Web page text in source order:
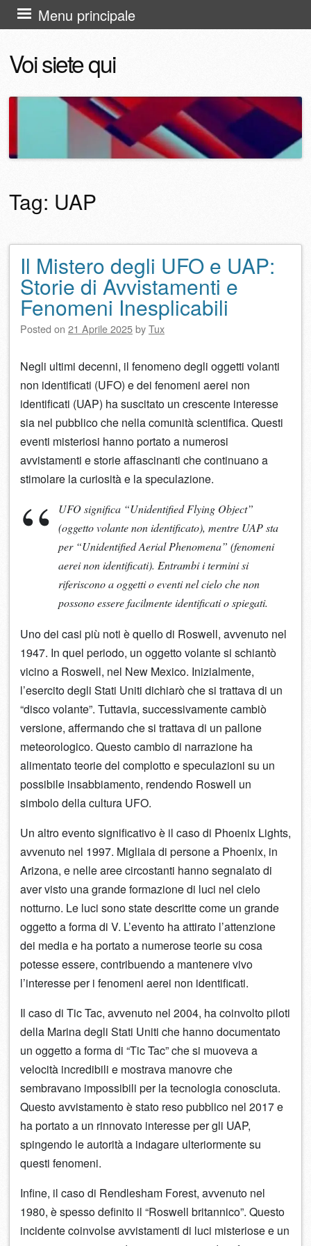
Voi siete qui
Menu principale
al
contenuto
Tag: UAP
Navigazione articolo
Il Mistero degli UFO e UAP:
Storie di Avvistamenti e
Fenomeni Inesplicabili
Posted on 21 Aprile 2025byTux
Negli ultimi decenni, il fenomeno degli oggetti volanti
non identificati (UFO) e dei fenomeni aerei non
identificati (UAP) ha suscitato un crescente interesse
sia nel pubblico che nella comunità scientifica. Questi
eventi misteriosi hanno portato a numerosi
avvistamenti e storie affascinanti che continuano a
stimolare la curiosità e la speculazione.
UFO significa “Unidentified Flying Object”
(oggetto volante non identificato), mentre UAP sta
per “Unidentified Aerial Phenomena” (fenomeni
aerei non identificati). Entrambi i termini si
riferiscono a oggetti o eventi nel cielo che non
possono essere facilmente identificati o spiegati.
Uno dei casi più noti è quello di Roswell, avvenuto nel
1947. In quel periodo, un oggetto volante si schiantò
vicino a Roswell, nel New Mexico. Inizialmente,
l’esercito degli Stati Uniti dichiarò che si trattava di un
“disco volante”. Tuttavia, successivamente cambiò
versione, affermando che si trattava di un pallone
meteorologico. Questo cambio di narrazione ha
alimentato teorie del complotto e speculazioni su un
possibile insabbiamento, rendendo Roswell un
simbolo della cultura UFO.
Un altro evento significativo è il caso di Phoenix Lights,
avvenuto nel 1997. Migliaia di persone a Phoenix, in
Arizona, e nelle aree circostanti hanno segnalato di
aver visto una grande formazione di luci nel cielo
notturno. Le luci sono state descritte come un grande
oggetto a forma di V. L’evento ha attirato l’attenzione
dei media e ha portato a numerose teorie su cosa
potesse essere, contribuendo a mantenere vivo
l’interesse per i fenomeni aerei non identificati.
Il caso di Tic Tac, avvenuto nel 2004, ha coinvolto piloti
della Marina degli Stati Uniti che hanno documentato
un oggetto a forma di “Tic Tac” che si muoveva a
velocità incredibili e mostrava manovre che
sembravano impossibili per la tecnologia conosciuta.
Questo avvistamento è stato reso pubblico nel 2017 e
ha portato a un rinnovato interesse per gli UAP,
spingendo le autorità a indagare ulteriormente su
questi fenomeni.
Infine, il caso di Rendlesham Forest, avvenuto nel
1980, è spesso definito il “Roswell britannico”. Questo
incidente coinvolse avvistamenti di luci misteriose e un